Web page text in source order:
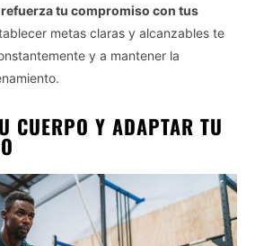
tu compromiso con tus
metas claras y alcanzables te
y a mantener la
CUERPO Y ADAPTAR TU